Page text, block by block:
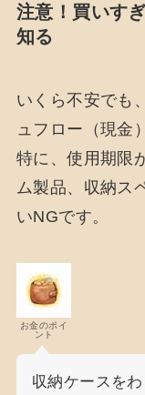
注意！買いす
知る
いくら不安でも
ュフロー（現金
特に、使用期限
ム製品、収納ス
いNGです。
お金のポイ
ント
収納ケースを